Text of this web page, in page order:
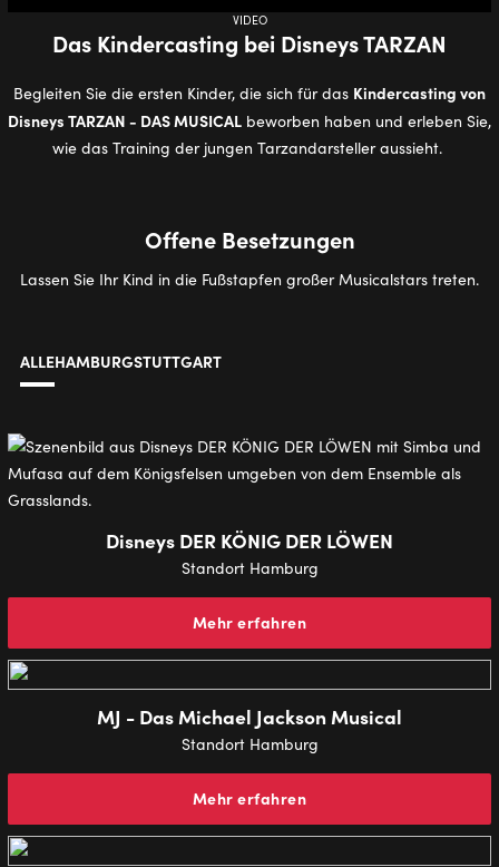
VIDEO
Das Kin­der­cas­ting bei Dis­neys TAR­ZAN
Begleiten Sie die ersten Kinder, die sich für das Kindercasting von
Disneys TARZAN - DAS MUSICAL beworben haben und erleben Sie,
wie das Training der jungen Tarzandarsteller aussieht.
Offene Besetzungen
Lassen Sie Ihr Kind in die Fußstapfen großer Musicalstars treten.
ALLEHAMBURGSTUTTGART
Dis­neys DER KÖNIG DER LÖWEN
Stand­ort Ham­burg
Mehr erfahren
MJ - Das Michael Jackson Musical
Stand­ort Hamburg
Mehr erfahren